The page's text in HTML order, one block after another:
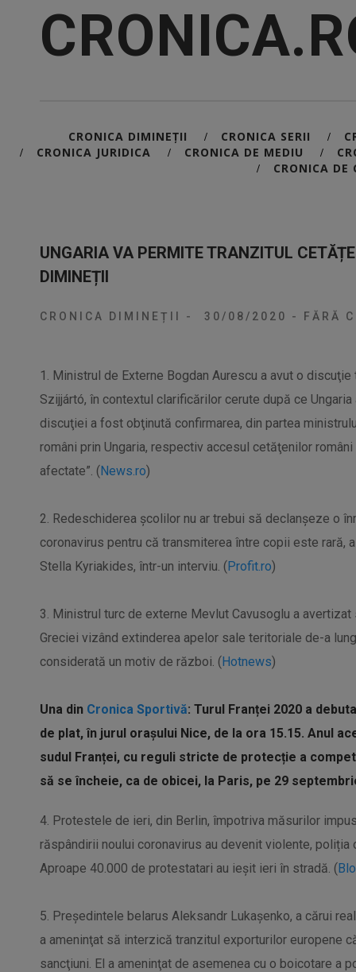
CRONICA DIMINEȚII / CRONICA SERII /
/ CRONICA JURIDICA / CRONICA DE MEDIU /
/ CRONICA DE
UNGARIA VA PERMITE TRANZITUL
DIMINEȚII
CRONICA DIMINEȚII - 30/08/2020 - FĂRĂ
1. Ministrul de Externe Bogdan Aurescu a avut o
Szijjártó, în contextul clarificărilor cerute după ce
discuţiei a fost obţinută confirmarea, din partea
români prin Ungaria, respectiv accesul cetăţenilor
afectate”. (News.ro)
2. Redeschiderea școlilor nu ar trebui să declanșeze o
coronavirus pentru că transmiterea între copii este rară,
Stella Kyriakides, într-un interviu. (Profit.ro)
3. Ministrul turc de externe Mevlut Cavusoglu a
Greciei vizând extinderea apelor sale teritoriale de-a
considerată un motiv de război. (Hotnews)
Una din Cronica Sportivă: Turul Franței 2020 a
de plat, în jurul orașului Nice, de la ora 15.15. Anul
sudul Franței, cu reguli stricte de protecție a
să se încheie, ca de obicei, la Paris, pe 29
4. Protestele de ieri, din Berlin, împotriva măsurilor
răspândirii noului coronavirus au devenit violente,
Aproape 40.000 de protestatari au ieșit ieri în stradă. (
5. Preşedintele belarus Aleksandr Lukaşenko, a cărui
a ameninţat să interzică tranzitul exporturilor europene
sancţiuni. El a ameninţat de asemenea cu o boicotare a